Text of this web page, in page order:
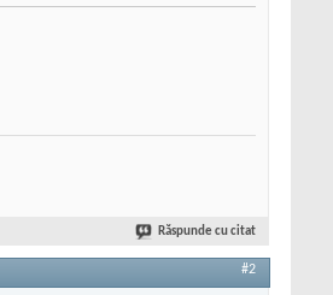
Răspunde cu citat
#2